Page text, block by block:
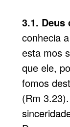
3.1. Deus
conhecia
esta mos
que ele,
fomos
(Rm